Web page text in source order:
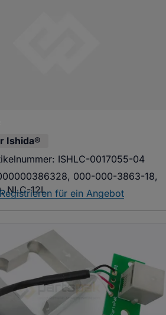
Ishida®
ISHLC-0017055-04
000-000-3863-18,
NLC-12L
für ein Angebot